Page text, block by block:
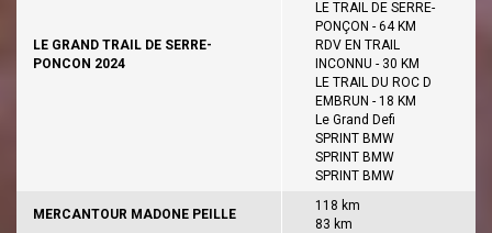
LE GRAND TRAIL DE SERRE-
PONCON 2024
LE TRAIL DE SERRE-
PONÇON - 64 KM
RDV EN TRAIL
INCONNU - 30 KM
LE TRAIL DU ROC D
EMBRUN - 18 KM
Le Grand Defi
SPRINT BMW
SPRINT BMW
SPRINT BMW
MERCANTOUR MADONE PEILLE
118 km
83 km